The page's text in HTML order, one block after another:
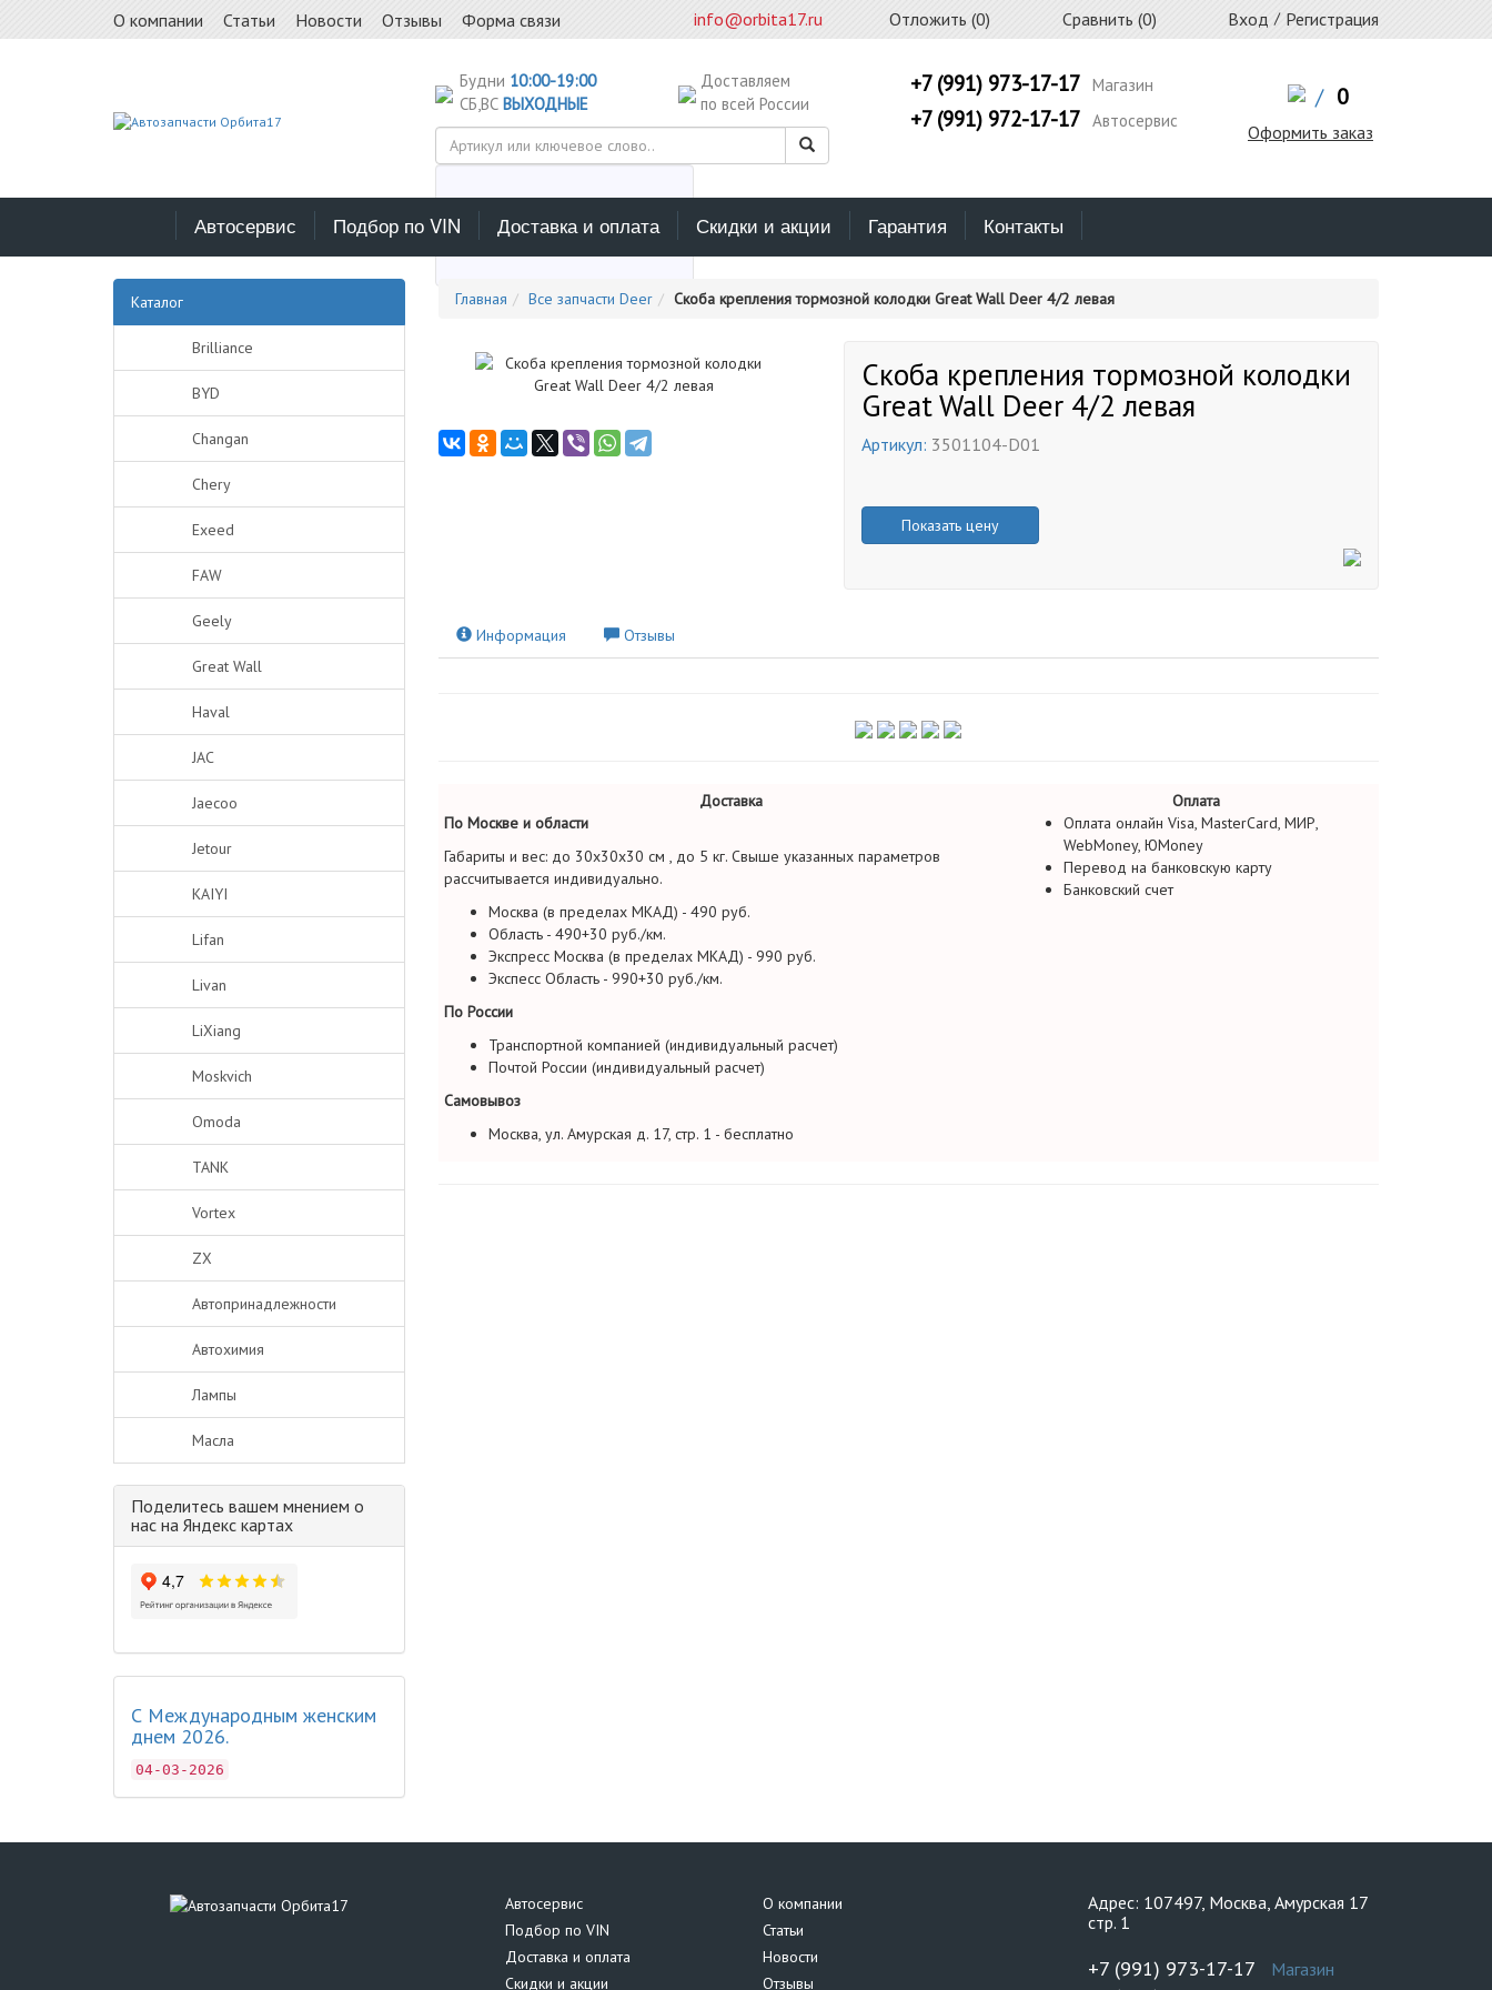
О компании Статьи Новости Отзывы Форма связи info@orbita17.ru Отложить (0) Сравнить (0) Вход / Регистрация
Будни 10:00-19:00
СБ,ВС ВЫХОДНЫЕ
Доставляем
по всей России
Выберите каталог поиска
+7 (991) 973-17-17 Магазин
+7 (991) 972-17-17 Автосервис
/ 0
Оформить заказ
Автосервис Подбор по VIN Доставка и оплата Скидки и акции Гарантия Контакты
Каталог
Brilliance
BYD
Changan
Chery
Exeed
FAW
Geely
Great Wall
Haval
JAC
Jaecoo
Jetour
KAIYI
Lifan
Livan
LiXiang
Moskvich
Omoda
TANK
Vortex
ZX
Автопринадлежности
Автохимия
Лампы
Масла
Поделитесь вашем мнением о
нас на Яндекс картах
С Международным женским
днем 2026.
04-03-2026
Главная Все запчасти Deer Скоба крепления тормозной колодки Great Wall Deer 4/2 левая
Скоба крепления тормозной колодки
Great Wall Deer 4/2 левая
Артикул: 3501104-D01
Показать цену
Информация Отзывы
Доставка
Оплата
По Москве и области
Габариты и вес: до 30х30х30 см , до 5 кг. Свыше указанных параметров
рассчитывается индивидуально.
Москва (в пределах МКАД) - 490 руб.
Область - 490+30 руб./км.
Экспресс Москва (в пределах МКАД) - 990 руб.
Экспесс Область - 990+30 руб./км.
По России
Транспортной компанией (индивидуальный расчет)
Почтой России (индивидуальный расчет)
Самовывоз
Москва, ул. Амурская д. 17, стр. 1 - бесплатно
Оплата онлайн Visa, MasterCard, МИР,
WebMoney, ЮMoney
Перевод на банковскую карту
Банковский счет
Автосервис
Подбор по VIN
Доставка и оплата
Скидки и акции
О компании
Статьи
Новости
Отзывы
Адрес: 107497, Москва, Амурская 17
стр. 1
+7 (991) 973-17-17 Магазин